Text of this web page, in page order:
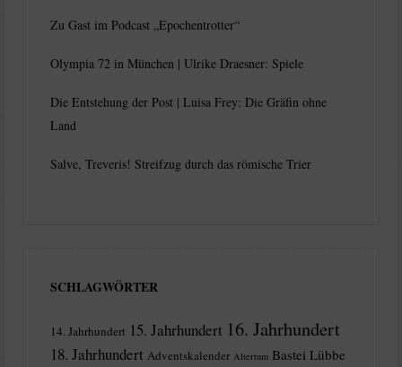
Zu Gast im Podcast „Epochentrotter“
Olympia 72 in München | Ulrike Draesner: Spiele
Die Entstehung der Post | Luisa Frey: Die Gräfin ohne
Land
Salve, Treveris! Streifzug durch das römische Trier
SCHLAGWÖRTER
14. Jahrhundert 15. Jahrhundert 16. Jahrhundert
18. Jahrhundert Adventskalender Altertum Bastei Lübbe